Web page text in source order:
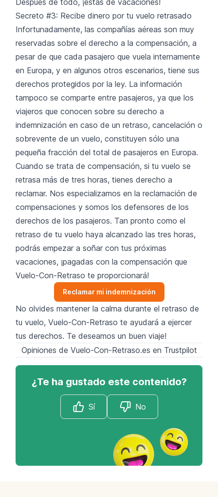
Secreto #3: Recibe dinero por tu vuelo retrasado
Infortunadamente, las compañías aéreas son muy
reservadas sobre el derecho a la compensación, a
pesar de que cada pasajero que vuela internamente
en Europa, y en algunos otros escenarios, tiene sus
derechos protegidos por la ley. La información
tampoco se comparte entre pasajeros, ya que los
viajeros que conocen sobre su derecho a
indemnización en caso de un retraso, cancelación o
sobrevente de un vuelo, constituyen sólo una
pequeña fracción del total de pasajeros en Europa.
Cuando se trata de compensación, si tu vuelo se
retrasa más de tres horas, tienes derecho a
reclamar. Nos especializamos en la reclamación de
compensaciones y somos los defensores de los
derechos de los pasajeros. Tan pronto como el
retraso de tu vuelo haya alcanzado las tres horas,
podrás empezar a soñar con tus próximas
vacaciones, ¡pagadas con la compensación que
Vuelo-Con-Retraso te proporcionará!
Reclamar mi indemnización
No olvides mantener la calma durante el retraso de
tu vuelo, Vuelo-Con-Retraso te ayudará a ejercer
tus derechos. Te deseamos un buen viaje!
Opiniones de Vuelo-Con-Retraso.es en Trustpilot
¿Te ha gustado este contenido?
Sí No